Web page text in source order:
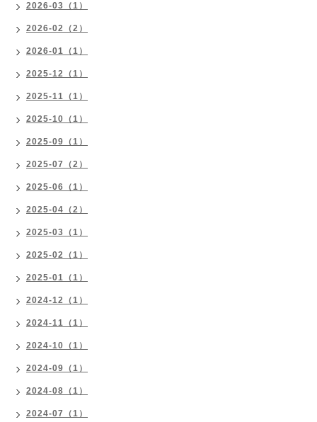
2026-03（1）
2026-02（2）
2026-01（1）
2025-12（1）
2025-11（1）
2025-10（1）
2025-09（1）
2025-07（2）
2025-06（1）
2025-04（2）
2025-03（1）
2025-02（1）
2025-01（1）
2024-12（1）
2024-11（1）
2024-10（1）
2024-09（1）
2024-08（1）
2024-07（1）